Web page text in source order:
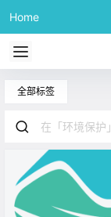
Home
全部标签